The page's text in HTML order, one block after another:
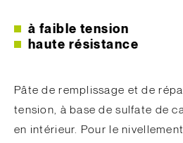
à faible tension
haute résistance
Pâte de remplissage et de
tension, à base de sulfate de
en intérieur. Pour le